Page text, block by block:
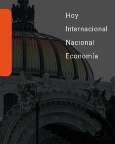
Hoy
Internacional
Nacional
Economía